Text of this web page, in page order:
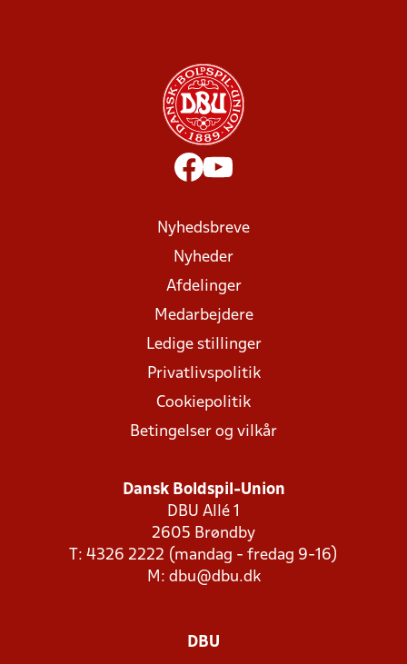
Nyhedsbreve
Nyheder
Afdelinger
Medarbejdere
Ledige stillinger
Privatlivspolitik
Cookiepolitik
Betingelser og vilkår
Dansk Boldspil-Union
DBU Allé 1
2605 Brøndby
T: 4326 2222 (mandag - fredag 9-16)
M: dbu@dbu.dk
DBU